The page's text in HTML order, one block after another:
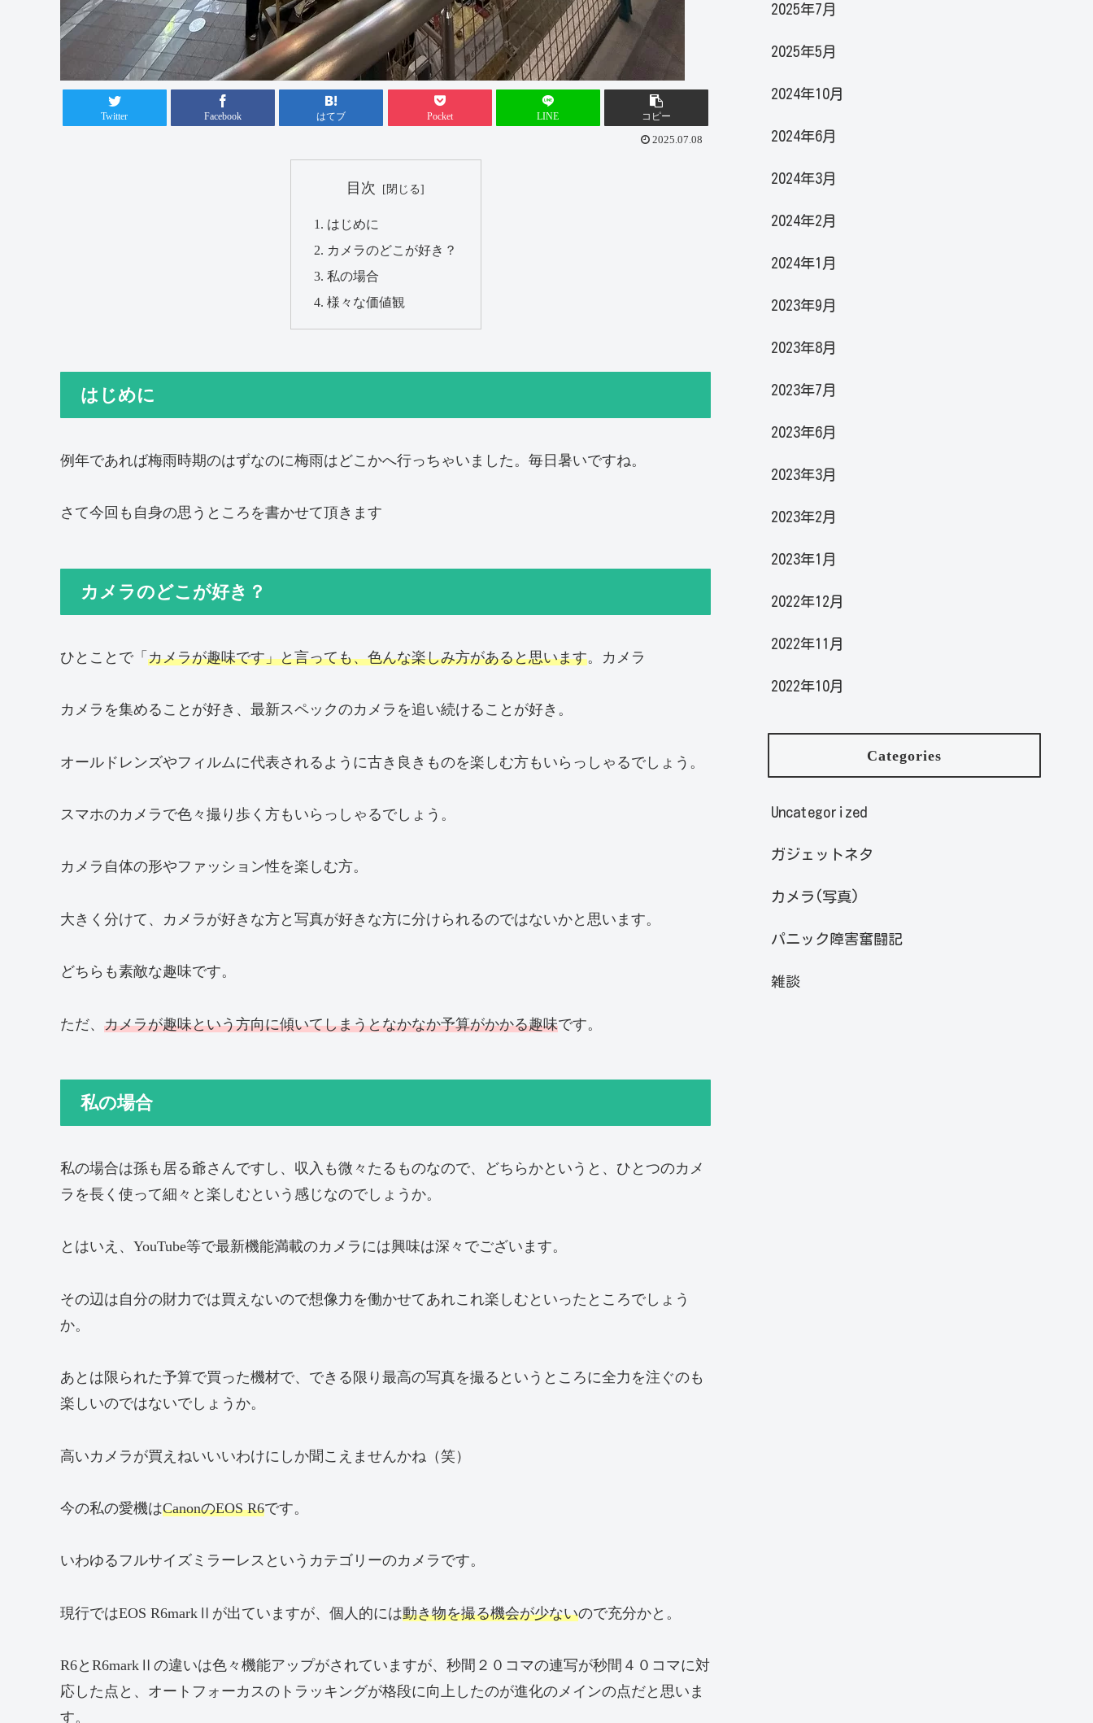
Twitter Facebook はてブ Pocket LINE コピー
2025.07.08
目次
はじめに
カメラのどこが好き？
私の場合
様々な価値観
はじめに
例年であれば梅雨時期のはずなのに梅雨はどこかへ行っちゃいました。毎日暑いですね。
さて今回も自身の思うところを書かせて頂きます
カメラのどこが好き？
ひとことで「 カメラが趣味です」と言っても、色んな楽しみ方があると思います。カメラ
カメラを集めることが好き、最新スペックのカメラを追い続けることが好き。
オールドレンズやフィルムに代表されるように古き良きものを楽しむ方もいらっしゃるでしょう。
スマホのカメラで色々撮り歩く方もいらっしゃるでしょう。
カメラ自体の形やファッション性を楽しむ方。
大きく分けて、カメラが好きな方と写真が好きな方に分けられるのではないかと思います。
どちらも素敵な趣味です。
ただ、 カメラが趣味という方向に傾いてしまうとなかなか予算がかかる趣味です。
私の場合
私の場合は孫も居る爺さんですし、収入も微々たるものなので、どちらかというと、ひとつのカメ
ラを長く使って細々と楽しむという感じなのでしょうか。
とはいえ、YouTube等で最新機能満載のカメラには興味は深々でございます。
その辺は自分の財力では買えないので想像力を働かせてあれこれ楽しむといったところでしょう
か。
あとは限られた予算で買った機材で、できる限り最高の写真を撮るというところに全力を注ぐのも
楽しいのではないでしょうか。
高いカメラが買えねいいいわけにしか聞こえませんかね（笑）
今の私の愛機はCanonのEOS R6です。
いわゆるフルサイズミラーレスというカテゴリーのカメラです。
現行ではEOS R6markⅡが出ていますが、個人的には動き物を撮る機会が少ないので充分かと。
R6とR6markⅡの違いは色々機能アップがされていますが、秒間２０コマの連写が秒間４０コマに対
応した点と、オートフォーカスのトラッキングが格段に向上したのが進化のメインの点だと思いま
す。
2025年7月
2025年5月
2024年10月
2024年6月
2024年3月
2024年2月
2024年1月
2023年9月
2023年8月
2023年7月
2023年6月
2023年3月
2023年2月
2023年1月
2022年12月
2022年11月
2022年10月
Categories
Uncategorized
ガジェットネタ
カメラ(写真)
パニック障害奮闘記
雑談